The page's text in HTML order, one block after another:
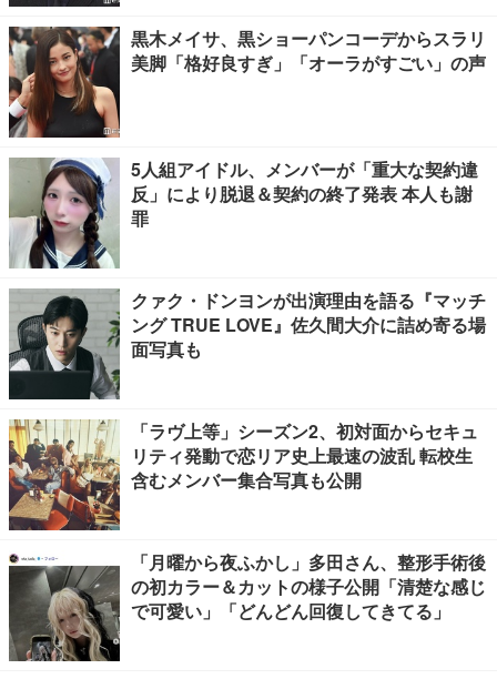
黒木メイサ、黒ショーパンコーデからスラリ
美脚「格好良すぎ」「オーラがすごい」の声
5人組アイドル、メンバーが「重大な契約違
反」により脱退＆契約の終了発表 本人も謝
罪
クァク・ドンヨンが出演理由を語る『マッチ
ング TRUE LOVE』佐久間大介に詰め寄る場
面写真も
「ラヴ上等」シーズン2、初対面からセキュ
リティ発動で恋リア史上最速の波乱 転校生
含むメンバー集合写真も公開
「月曜から夜ふかし」多田さん、整形手術後
の初カラー＆カットの様子公開「清楚な感じ
で可愛い」「どんどん回復してきてる」